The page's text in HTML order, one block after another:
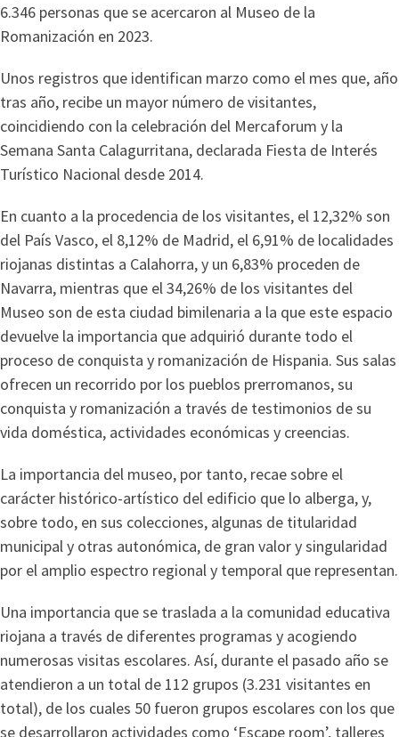
6.346 personas que se acercaron al Museo de la
Romanización en 2023.
Unos registros que identifican marzo como el mes que, año
tras año, recibe un mayor número de visitantes,
coincidiendo con la celebración del Mercaforum y la
Semana Santa Calagurritana, declarada Fiesta de Interés
Turístico Nacional desde 2014.
En cuanto a la procedencia de los visitantes, el 12,32% son
del País Vasco, el 8,12% de Madrid, el 6,91% de localidades
riojanas distintas a Calahorra, y un 6,83% proceden de
Navarra, mientras que el 34,26% de los visitantes del
Museo son de esta ciudad bimilenaria a la que este espacio
devuelve la importancia que adquirió durante todo el
proceso de conquista y romanización de Hispania. Sus salas
ofrecen un recorrido por los pueblos prerromanos, su
conquista y romanización a través de testimonios de su
vida doméstica, actividades económicas y creencias.
La importancia del museo, por tanto, recae sobre el
carácter histórico-artístico del edificio que lo alberga, y,
sobre todo, en sus colecciones, algunas de titularidad
municipal y otras autonómica, de gran valor y singularidad
por el amplio espectro regional y temporal que representan.
Una importancia que se traslada a la comunidad educativa
riojana a través de diferentes programas y acogiendo
numerosas visitas escolares. Así, durante el pasado año se
atendieron a un total de 112 grupos (3.231 visitantes en
total), de los cuales 50 fueron grupos escolares con los que
se desarrollaron actividades como ‘Escape room’, talleres